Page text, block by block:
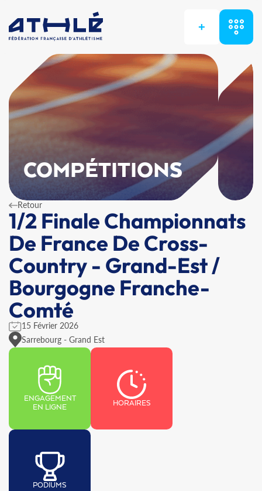
+
COMPÉTITIONS
Retour
1/2 Finale Championnats
De France De Cross-
Country - Grand-Est /
Bourgogne Franche-
Comté
15 Février 2026
Sarrebourg - Grand Est
ENGAGEMENT
EN LIGNE
HORAIRES
PODIUMS